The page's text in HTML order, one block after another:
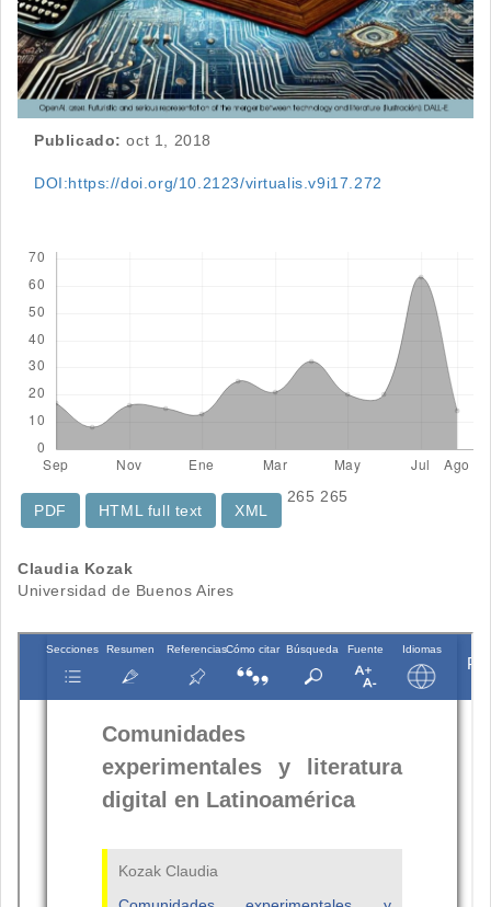
Publicado: oct 1, 2018
DOI:https://doi.org/10.2123/virtualis.v9i17.272
265
PDF
265
HTML full text
XML
Contenido
del
artículo
Claudia Kozak
Universidad de Buenos Aires